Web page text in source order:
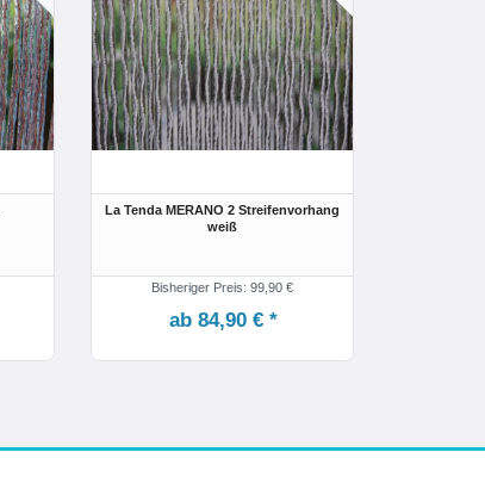
La Tenda MERANO 2 Streifenvorhang
weiß
Bisheriger Preis: 99,90 €
ab 84,90 € *